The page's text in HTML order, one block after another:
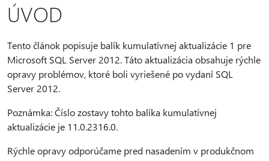
ÚVOD
Tento článok popisuje balík kumulatívnej aktualizácie 1 pre
Microsoft SQL Server 2012. Táto aktualizácia obsahuje rýchle
opravy problémov, ktoré boli vyriešené po vydaní SQL
Server 2012.
Poznámka: Číslo zostavy tohto balíka kumulatívnej
aktualizácie je 11.0.2316.0.
Rýchle opravy odporúčame pred nasadením v produkčnom